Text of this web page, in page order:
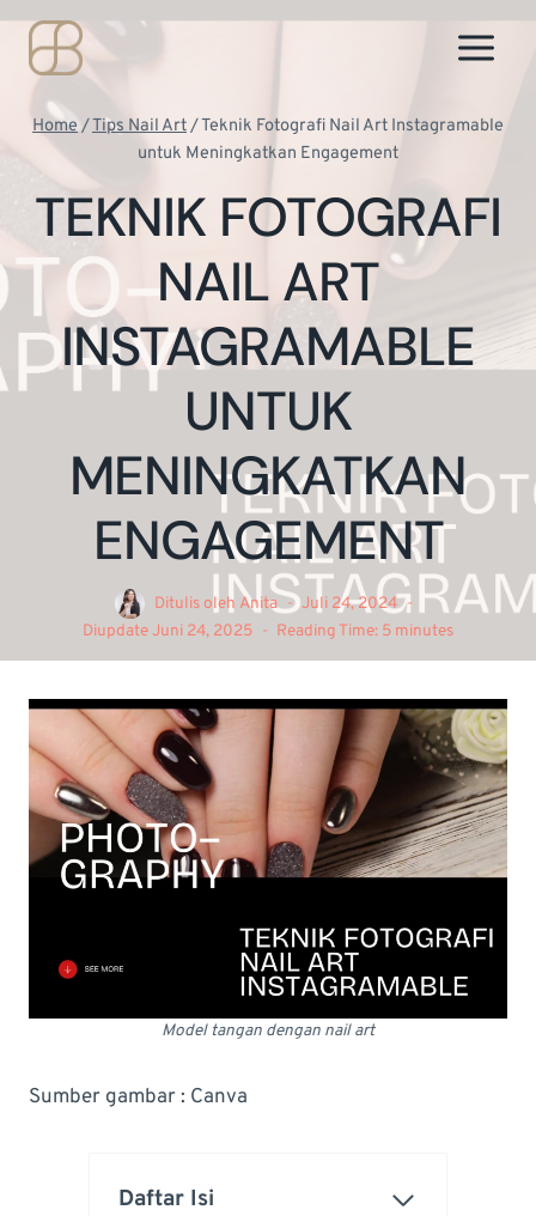
content
Home/Tips Nail Art/Teknik Fotografi Nail Art Instagramable
untuk Meningkatkan Engagement
TEKNIK FOTOGRAFI
NAIL ART
INSTAGRAMABLE
UNTUK
MENINGKATKAN
ENGAGEMENT
Ditulis oleh Anita
Juli 24, 2024
DiupdateJuni 24, 2025 Reading Time: 5 minutes
Model tangan dengan nail art
Sumber gambar : Canva
Daftar Isi